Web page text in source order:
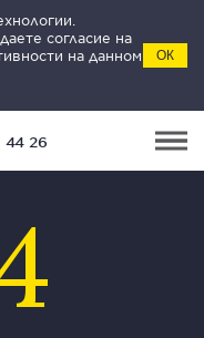
согласие на
на данном
ОК
44 26